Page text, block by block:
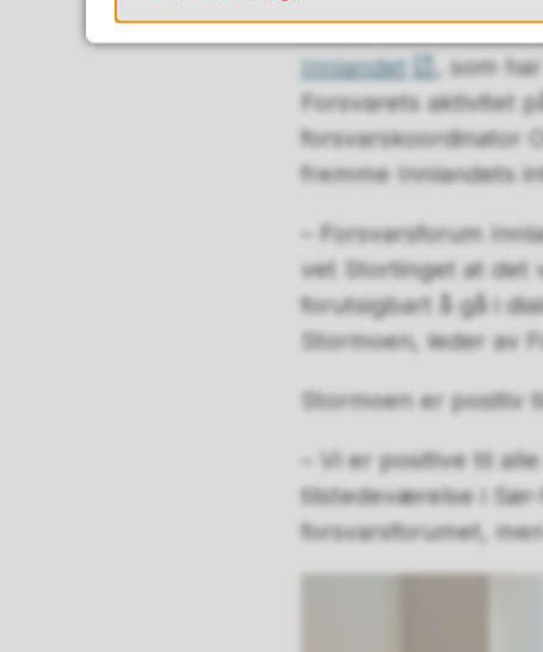
Det er etablert flere
Innlandet
, som
Forsvarets aktivitet
forsvarskoordinator
fremme Innlandets
– Forsvarsforum
vet Stortinget at det
forutsigbart å gå i
Stormoen, leder av
Stormoen er positiv
– Vi er positive til
tilstedeværelse i
forsvarsforumet,